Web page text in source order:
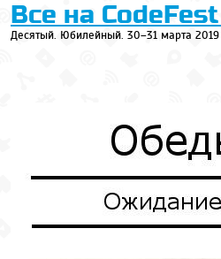
Все на
Десятый. Юбилейный. 30–31 марта 2019